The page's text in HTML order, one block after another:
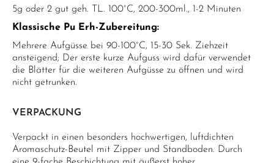
5g oder 2 gut geh. TL. 100°C, 200-300ml., 1-2 Minuten
Klassische Pu Erh-Zubereitung:
Mehrere Aufgüsse bei 90-100°C, 15-30 Sek. Ziehzeit
ansteigend; Der erste kurze Aufguss wird dafür verwendet
die Blätter für die weiteren Aufgüsse zu öffnen und wird
nicht getrunken.
VERPACKUNG
Verpackt in einen besonders hochwertigen, luftdichten
Aromaschutz-Beutel mit Zipper und Standboden. Durch